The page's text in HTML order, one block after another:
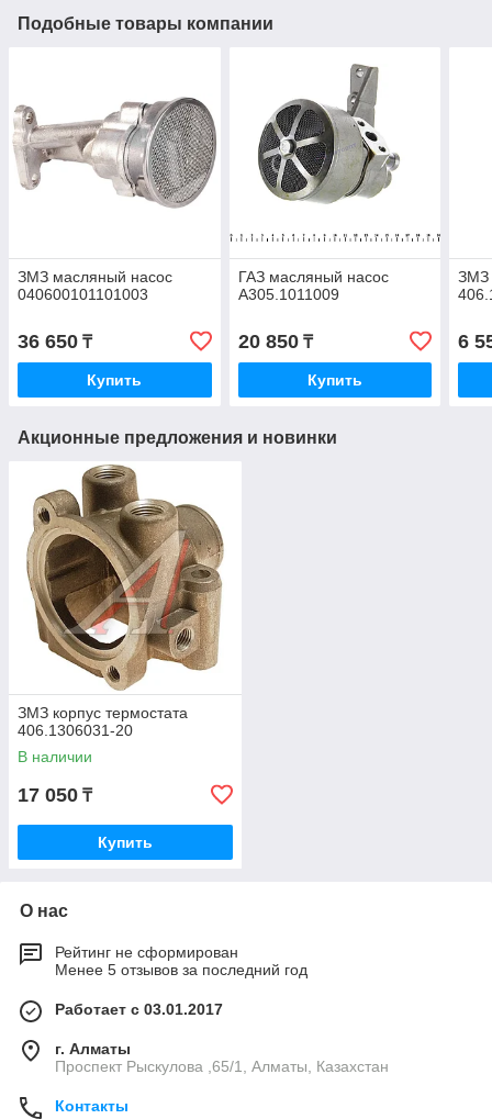
Подобные товары компании
ЗМЗ масляный насос
040600101101003
36 650 ₸
Купить
ГАЗ масляный насос
А305.1011009
20 850₸
Купить
ЗМЗ
6
Акционные предложения и новинки
ЗМЗ корпус термостата
406.1306031-20
В наличии
17 050 ₸
Купить
О нас
Рейтинг не сформирован
Менее 5 отзывов за последний год
Работает с 03.01.2017
г. Алматы
Проспект Рыскулова ,65/1, Алматы, Казахстан
Контакты